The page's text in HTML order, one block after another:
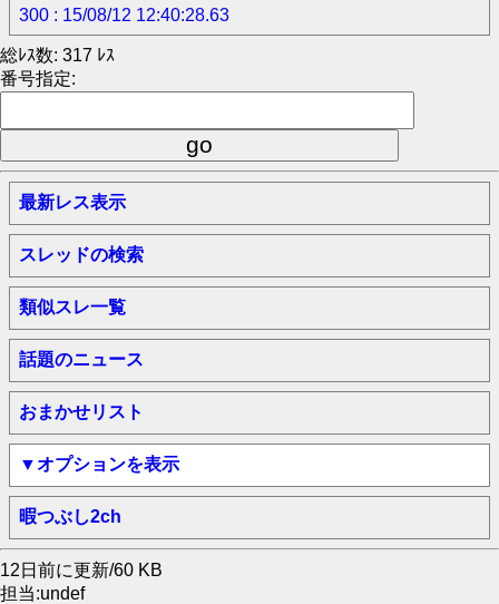
300 : 15/08/12 12:40:28.63
総ﾚｽ数: 317 ﾚｽ
番号指定:
最新レス表示
スレッドの検索
類似スレ一覧
話題のニュース
おまかせリスト
▼オプションを表示
暇つぶし2ch
12日前に更新/60 KB
担当:undef